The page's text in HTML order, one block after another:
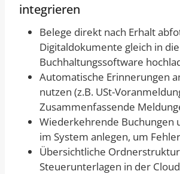
integrieren
Belege direkt nach Erhalt
Digitaldokumente gleich in die
Buchhaltungssoftware
Automatische Erinnerungen
nutzen (z.B. USt-
Zusammenfassende
Wiederkehrende Buchungen
im System anlegen, um
Übersichtliche
Steuerunterlagen in der